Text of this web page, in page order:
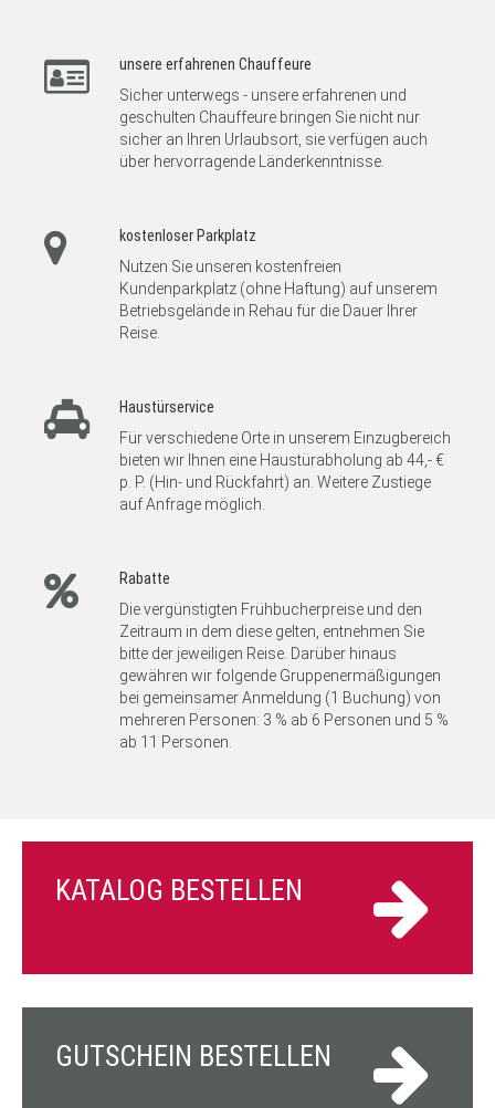
unsere erfahrenen Chauffeure
Sicher unterwegs - unsere erfahrenen und
geschulten Chauffeure bringen Sie nicht nur
sicher an Ihren Urlaubsort, sie verfügen auch
über hervorragende Länderkenntnisse.
kostenloser Parkplatz
Nutzen Sie unseren kostenfreien
Kundenparkplatz (ohne Haftung) auf unserem
Betriebsgelände in Rehau für die Dauer Ihrer
Reise.
Haustürservice
Für verschiedene Orte in unserem Einzugbereich
bieten wir Ihnen eine Haustürabholung ab 44,- €
p. P. (Hin- und Rückfahrt) an. Weitere Zustiege
auf Anfrage möglich.
Rabatte
Die vergünstigten Frühbucherpreise und den
Zeitraum in dem diese gelten, entnehmen Sie
bitte der jeweiligen Reise. Darüber hinaus
gewähren wir folgende Gruppenermäßigungen
bei gemeinsamer Anmeldung (1 Buchung) von
mehreren Personen: 3 % ab 6 Personen und 5 %
ab 11 Personen.
KATALOG BESTELLEN
GUTSCHEIN BESTELLEN